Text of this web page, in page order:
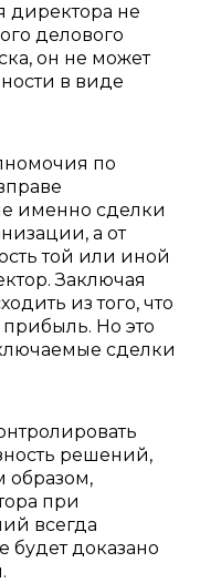
директора не
делового
он не может
в виде
по
именно сделки
а от
той или иной
Заключая
из того, что
Но это
сделки
решений,
образом,
при
всегда
будет доказано